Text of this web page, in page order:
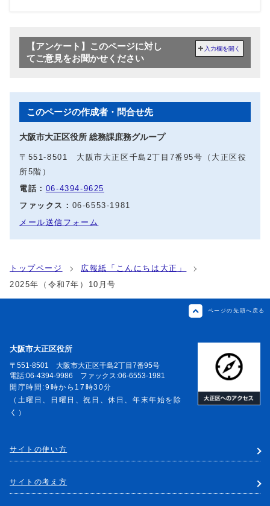
【アンケート】このページに対し
てご意見をお聞かせください
入力欄を開く
このページの作成者・問合せ先
大阪市大正区役所 総務課庶務グループ
〒551-8501 大阪市大正区千島2丁目7番95号（大正区役
所5階）
電話： 06-4394-9625
ファックス： 06-6553-1981
メール送信フォーム
トップページ
広報紙「こんにちは大正」
2025年（令和7年）10月号
ページの先頭へ戻る
大阪市大正区役所
〒551-8501 大阪市大正区千島2丁目7番95号
電話:06-4394-9986 ファックス:06-6553-1981
開庁時間:9時から17時30分
（土曜日、日曜日、祝日、休日、年末年始を除
く）
サイトの使い方
サイトの考え方